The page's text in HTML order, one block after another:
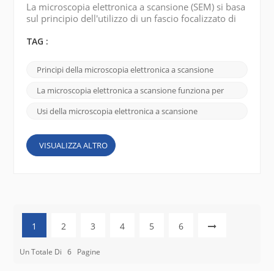
La microscopia elettronica a scansione (SEM) si basa
sul principio dell'utilizzo di un fascio focalizzato di
un campione e produrre un'immagine dettagliata ad
funziona utilizzando una sorgente di elettroni,
tipicamente un filamento di tungsteno riscaldato o
un cannone a emissione di campo, per ...
TAG :
Principi della microscopia elettronica a scansione
La microscopia elettronica a scansione funziona per
Usi della microscopia elettronica a scansione
VISUALIZZA ALTRO
1 2 3 4 5 6
Un Totale Di 6 Pagine